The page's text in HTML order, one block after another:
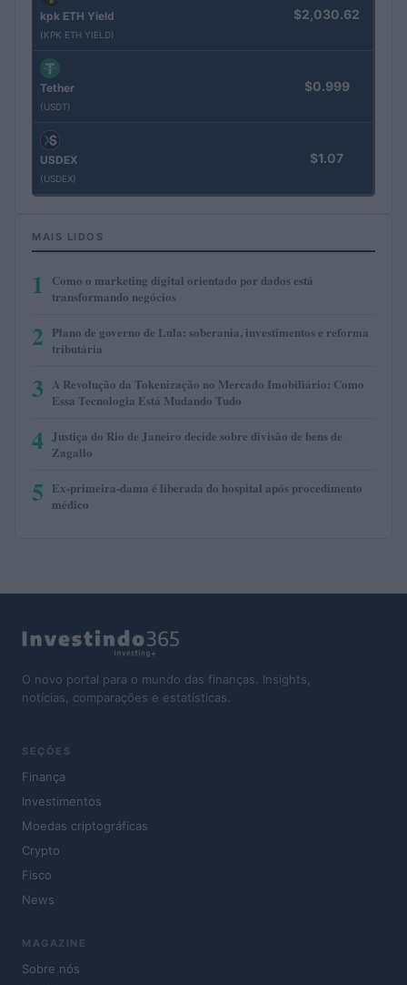
kpk ETH Yield
(KPK ETH YIELD)
$2,030.62
Tether
(USDT)
$0.999
USDEX
(USDEX)
$1.07
MAIS LIDOS
1
Como o marketing digital orientado por dados está
transformando negócios
2 Plano de governo de Lula: soberania, investimentos e reforma
tributária
3 A Revolução da Tokenização no Mercado Imobiliário: Como
Essa Tecnologia Está Mudando Tudo
4
Justiça do Rio de Janeiro decide sobre divisão de bens de
Zagallo
5 Ex-primeira-dama é liberada do hospital após procedimento
médico
O novo portal para o mundo das finanças. Insights,
notícias, comparações e estatísticas.
SEÇÕES
Finança
Investimentos
Moedas criptográficas
Crypto
Fisco
News
MAGAZINE
Sobre nós